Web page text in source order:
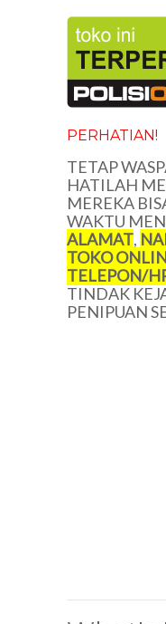
PERHATIAN!
TETAP
HATILAH
MEREKA
WAKTU
ALAMAT,
TOKO
TELEPON/
TINDAK
PENIPUAN